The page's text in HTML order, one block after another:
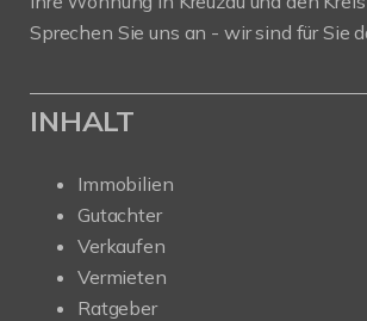
Sprechen Sie uns an - wir sind für Sie
INHALT
Immobilien
Gutachter
Verkaufen
Vermieten
Ratgeber